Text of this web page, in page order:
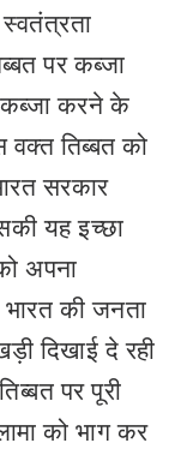
पर कब्जा
करने के
तिब्बत को
सरकार
यह इच्छा
अपना
भारत की जनता
दिखाई दे रही
पर पूरी
को भाग कर